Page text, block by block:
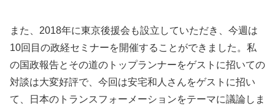
また、2018年に東京後援会も設立していただき、今週は
10回目の政経セミナーを開催することができました。私
の国政報告とその道のトップランナーをゲストに招いての
対談は大変好評で、今回は安宅和人さんをゲストに招い
て、日本のトランスフォーメーションをテーマに議論しま